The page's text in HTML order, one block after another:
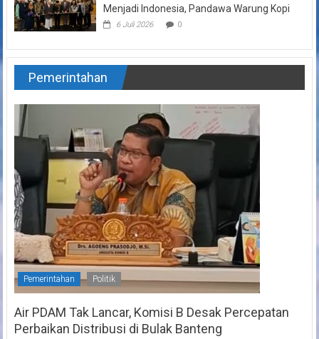
Menjadi Indonesia, Pandawa Warung Kopi
6 Juli 2026 0
Pemerintahan
Pemerintahan Politik
Air PDAM Tak Lancar, Komisi B Desak Percepatan
Perbaikan Distribusi di Bulak Banteng